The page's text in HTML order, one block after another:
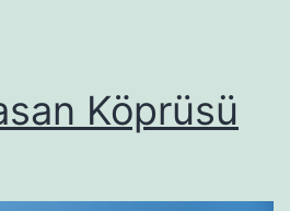
Köprüsü